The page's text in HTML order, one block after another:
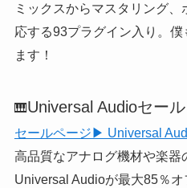
ミックスからマスタリング
応する93プラグイン入り。
ます！
🎹Universal Audioセール
セールページ▶ Universal
高品質なアナログ機材や楽器
Universal Audioが最大85％オ